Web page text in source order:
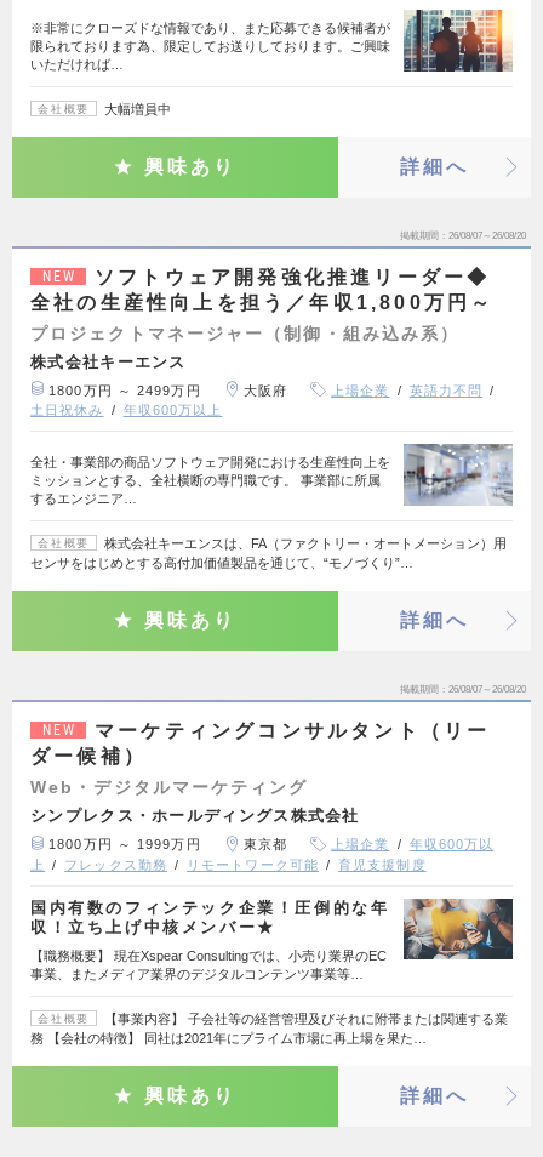
※非常にクローズドな情報であり、また応募できる候補者が
限られております為、限定してお送りしております。ご興味
いただければ…
会社概要 大幅増員中
興味あり 詳細へ
掲載期間 26/08/07～26/08/20
NEW
ソフトウェア開発強化推進リーダー◆
全社の生産性向上を担う／年収1,800万円～
プロジェクトマネージャー（制御・組み込み系）
株式会社キーエンス
1800万円 ～ 2499万円 大阪府 上場企業
英語力不問
土日祝休み
年収600万以上
全社・事業部の商品ソフトウェア開発における生産性向上を
ミッションとする、全社横断の専門職です。 事業部に所属
するエンジニア…
会社概要
株式会社キーエンスは、FA（ファクトリー・オートメーション）用
センサをはじめとする高付加価値製品を通じて、“モノづくり”…
興味あり 詳細へ
掲載期間 26/08/07～26/08/20
NEW
マーケティングコンサルタント（リー
ダー候補）
Web・デジタルマーケティング
シンプレクス・ホールディングス株式会社
1800万円 ～ 1999万円 東京都 上場企業
年収600万以
上
フレックス勤務 リモートワーク可能 育児支援制度
国内有数のフィンテック企業！圧倒的な年
収！立ち上げ中核メンバー★
【職務概要】 現在Xspear Consultingでは、小売り業界のEC
事業、またメディア業界のデジタルコンテンツ事業等…
会社概要
【事業内容】 子会社等の経営管理及びそれに附帯または関連する業
務 【会社の特徴】 同社は2021年にプライム市場に再上場を果た…
興味あり 詳細へ